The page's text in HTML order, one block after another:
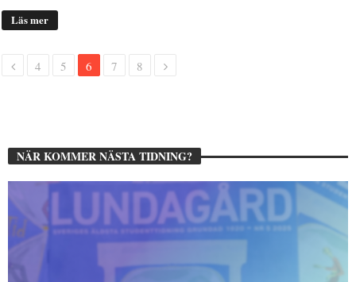
Läs mer
4 5 6 7 8
NÄR KOMMER NÄSTA TIDNING?